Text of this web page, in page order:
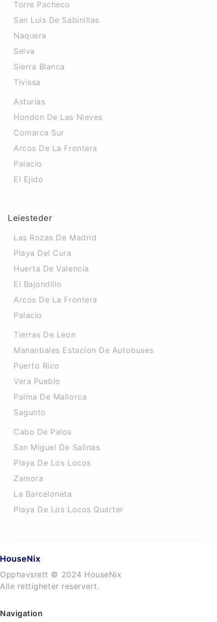
Torre Pacheco
San Luis De Sabinillas
Naquera
Selva
Sierra Blanca
Tivissa
Asturias
Hondon De Las Nieves
Comarca Sur
Arcos De La Frontera
Palacio
El Ejido
Leiesteder
Las Rozas De Madrid
Playa Del Cura
Huerta De Valencia
El Bajondillo
Arcos De La Frontera
Palacio
Tierras De Leon
Manantiales Estacion De Autobuses
Puerto Rico
Vera Pueblo
Palma De Mallorca
Sagunto
Cabo De Palos
San Miguel De Salinas
Playa De Los Locos
Zamora
La Barceloneta
Playa De Los Locos Quarter
Opphavsrett © 2024 HouseNix
Alle rettigheter reservert.
Navigation